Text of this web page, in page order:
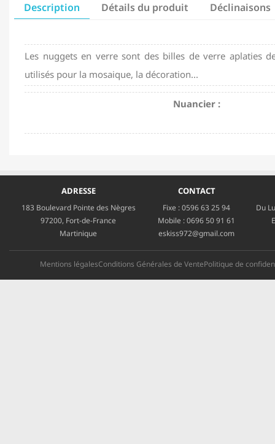
Description Détails du produit Déclinaisons
Les nuggets en verre sont des billes de verre aplaties
utilisés pour la mosaique, la décoration...
Nuancier :
ADRESSE
183 Boulevard Pointe des Nègres
97200, Fort-de-France
Martinique
CONTACT
Fixe :0596 63 25 94
Mobile :0696 50 91 61
eskiss972@gmail.com
Du
Mentions légalesConditions Générales de VentePolitique de